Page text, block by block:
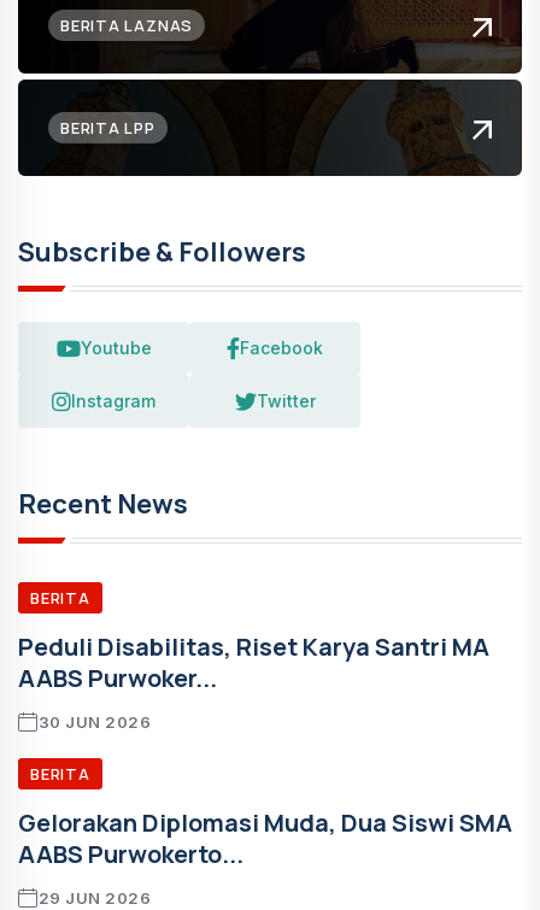
BERITA LAZNAS
BERITA LPP
Subscribe & Followers
Youtube Facebook
Instagram Twitter
Recent News
BERITA
Peduli Disabilitas, Riset Karya Santri MA
AABS Purwoker...
30 JUN 2026
BERITA
Gelorakan Diplomasi Muda, Dua Siswi SMA
AABS Purwokerto...
29 JUN 2026